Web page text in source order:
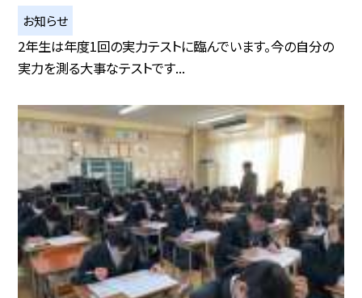
お知らせ
2年生は年度1回の実力テストに臨んでいます。今の自分の
実力を測る大事なテストです...